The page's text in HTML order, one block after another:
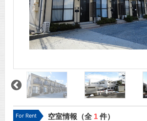
For Rent 空室情報（全 1件）